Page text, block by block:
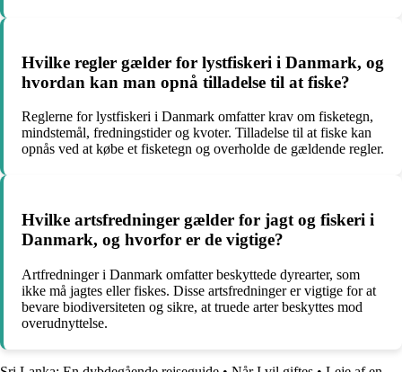
Hvilke regler gælder for lystfiskeri i Danmark, og
hvordan kan man opnå tilladelse til at fiske?
Reglerne for lystfiskeri i Danmark omfatter krav om fisketegn,
mindstemål, fredningstider og kvoter. Tilladelse til at fiske kan
opnås ved at købe et fisketegn og overholde de gældende regler.
Hvilke artsfredninger gælder for jagt og fiskeri i
Danmark, og hvorfor er de vigtige?
Artfredninger i Danmark omfatter beskyttede dyrearter, som
ikke må jagtes eller fiskes. Disse artsfredninger er vigtige for at
bevare biodiversiteten og sikre, at truede arter beskyttes mod
overudnyttelse.